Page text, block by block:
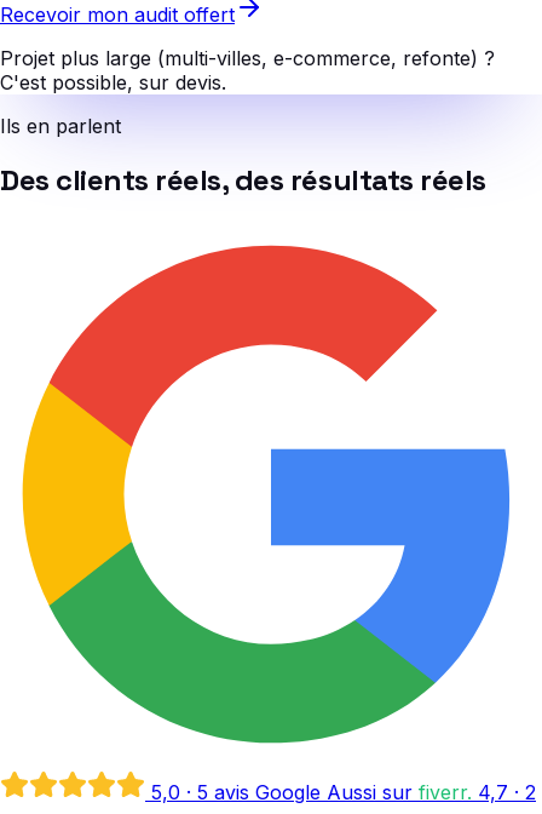
Recevoir mon audit offert
Projet plus large (multi-villes, e-commerce, refonte) ?
C'est possible, sur devis.
Ils en parlent
Des clients réels, des résultats réels
5,0 · 5 avis Google Aussi sur fiverr. 4,7 · 2